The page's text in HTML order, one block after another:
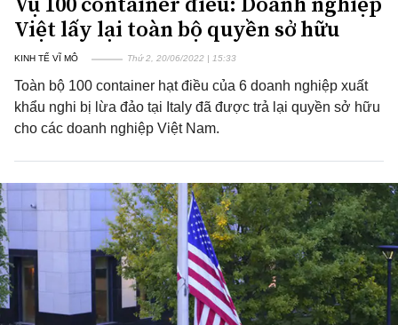
Việt lấy lại toàn bộ quyền sở hữu
KINH TẾ VĨ MÔ Thứ 2, 20/06/2022 | 15:33
Toàn bộ 100 container hạt điều của 6 doanh nghiệp xuất
khẩu nghi bị lừa đảo tại Italy đã được trả lại quyền sở hữu
cho các doanh nghiệp Việt Nam.